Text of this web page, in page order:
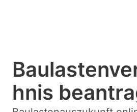
hnis